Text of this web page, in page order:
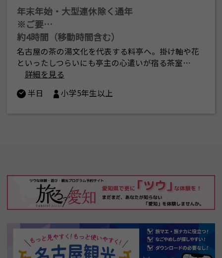
年末年始・大型連休除く通年
※ご要…
約4時間（移動時間含む）
名古屋の茶の湯文化を代表する料亭へ。掛け軸や花
といったしつらいにも亭主の心遣いが宿る茶室…
詳細を見る
半日
小学5年生以上